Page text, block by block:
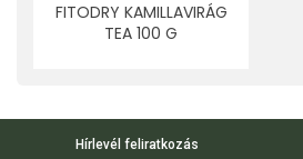
FITODRY KAMILLAVIRÁG
TEA 100 G
Hírlevél feliratkozás